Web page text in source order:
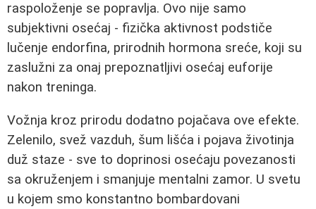
raspoloženje se popravlja. Ovo nije samo
subjektivni osećaj - fizička aktivnost podstiče
lučenje endorfina, prirodnih hormona sreće, koji su
zaslužni za onaj prepoznatljivi osećaj euforije
nakon treninga.
Vožnja kroz prirodu dodatno pojačava ove efekte.
Zelenilo, svež vazduh, šum lišća i pojava životinja
duž staze - sve to doprinosi osećaju povezanosti
sa okruženjem i smanjuje mentalni zamor. U svetu
u kojem smo konstantno bombardovani